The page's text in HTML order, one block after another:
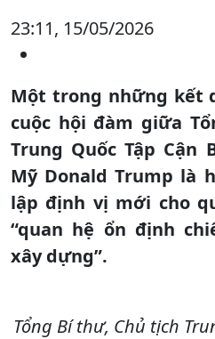
23:11, 15/05/2026
Một trong những kết
cuộc hội đàm giữa
Trung Quốc Tập Cận
Mỹ Donald Trump là
lập định vị mới cho
“quan hệ ổn định
xây dựng”.
Tổng Bí thư, Chủ tịch